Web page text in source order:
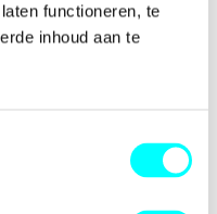
functioneren, te
inhoud aan te